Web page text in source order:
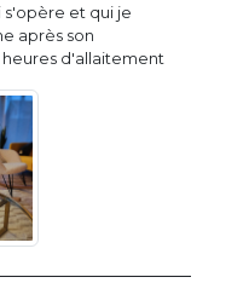
et qui je
après son
d'allaitement